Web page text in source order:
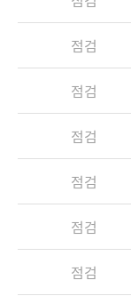
점검
점검
점검
점검
점검
점검